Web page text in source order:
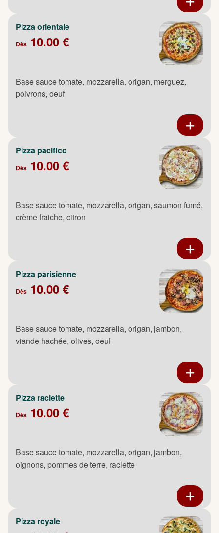
Pizza orientale
Dès 10.00 €
Base sauce tomate, mozzarella, origan, merguez,
poivrons, oeuf
Pizza pacifico
Dès 10.00 €
Base sauce tomate, mozzarella, origan, saumon fumé,
crème fraiche, citron
Pizza parisienne
Dès 10.00 €
Base sauce tomate, mozzarella, origan, jambon,
viande hachée, olives, oeuf
Pizza raclette
Dès 10.00 €
Base sauce tomate, mozzarella, origan, jambon,
oignons, pommes de terre, raclette
Pizza royale